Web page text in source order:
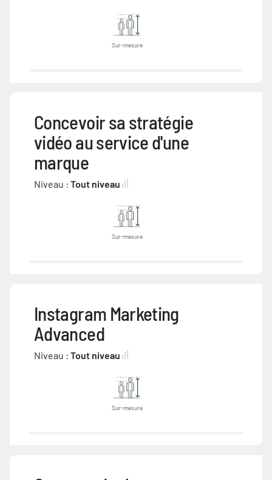
Sur-mesure
Concevoir sa stratégie
vidéo au service d'une
marque
Niveau : Tout niveau
Sur-mesure
Instagram Marketing
Advanced
Niveau : Tout niveau
Sur-mesure